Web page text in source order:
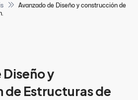
Avanzado de Diseño y construcción de
y
Estructuras de